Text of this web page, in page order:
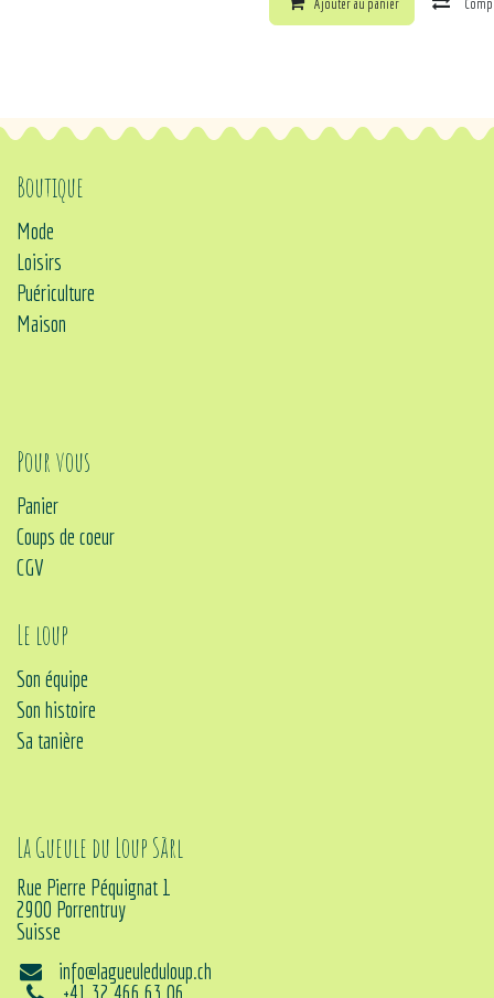
Ajouter au panier
Boutique
Mode
Loisirs
Puériculture
Maison
Pour vous
Panier
Coups de coeur
CGV
Le loup
Son équipe
Son histoire
Sa tanière
La Gueule du Loup Sàrl
Rue Pierre Péquignat 1
2900 Porrentruy
Suisse
info@lagueuleduloup.ch